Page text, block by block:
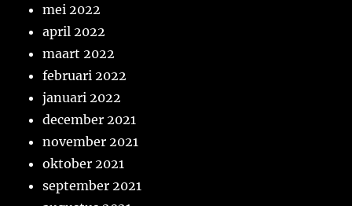
mei 2022
april 2022
maart 2022
februari 2022
januari 2022
december 2021
november 2021
oktober 2021
september 2021